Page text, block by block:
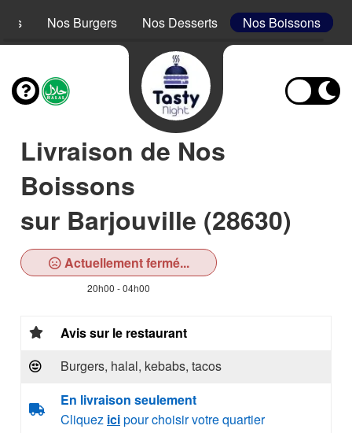
Nos Burgers Nos Desserts Nos Boissons
Livraison de Nos
Boissons
sur Barjouville (28630)
Actuellement fermé...
20h00 - 04h00
Avis sur le restaurant
Burgers, halal, kebabs, tacos
En livraison seulement
Cliquez icipour choisir votre quartier